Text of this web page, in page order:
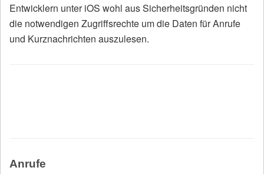
Entwicklern unter iOS wohl aus Sicherheitsgründen nicht
die notwendigen Zugriffsrechte um die Daten für Anrufe
und Kurznachrichten auszulesen.
Anrufe